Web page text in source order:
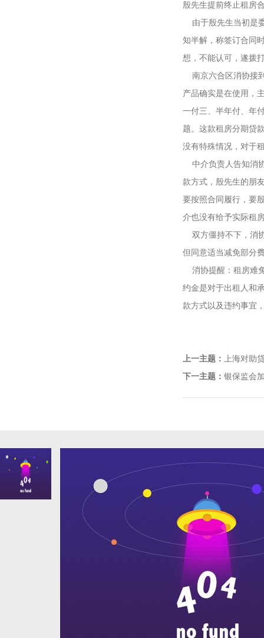
殷先生提前终止租房
由于殷先生当初是
知半解，称签订合同
想，不能认可，遂拨
南京六合区消协接
产品确实是在使用，
一付三、半年付、年
题。这款租房分期贷
没有特殊情况，对于
中介负责人告知消
款方式，殷先生的朋
要按照合同履行，要
介也没有给予实际租
双方僵持不下，消
但同意适当减免部分
消协提醒：租房难
约金是对于出租人和
款方式以及违约事宜
上一主题： 上海对助
下一主题： 银保监会